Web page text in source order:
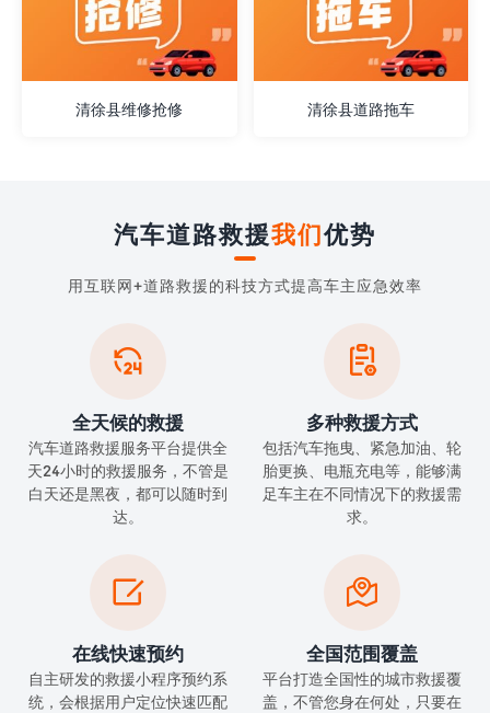
清徐县维修抢修 清徐县道路拖车
汽车道路救援我们优势
用互联网+道路救援的科技方式提高车主应急效率

全天候的救援
汽车道路救援服务平台提供全
天24小时的救援服务，不管是
白天还是黑夜，都可以随时到
达。

多种救援方式
包括汽车拖曳、紧急加油、轮
胎更换、电瓶充电等，能够满
足车主在不同情况下的救援需
求。

在线快速预约
自主研发的救援小程序预约系
统，会根据用户定位快速匹配

全国范围覆盖
平台打造全国性的城市救援覆
盖，不管您身在何处，只要在